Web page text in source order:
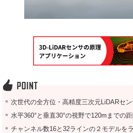
次世代の全方位・高精度三次元LiDARセン
水平360°と垂直30°の視野で120mまでの
チャンネル数16と32ラインの２モデルを